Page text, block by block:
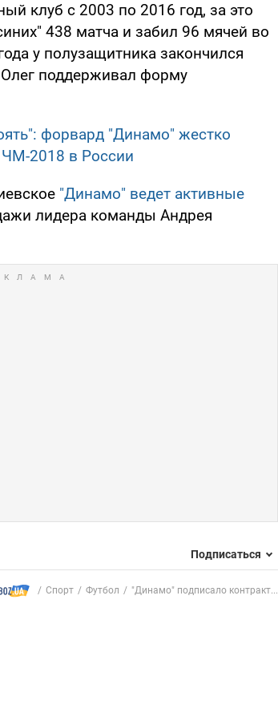
клуб с 2003 по 2016 год, за это
438 матча и забил 96 мячей во
у полузащитника закончился
Олег поддерживал форму
форвард "Динамо" жестко
ЧМ-2018 в России
"Динамо" ведет активные
лидера команды Андрея
Подписаться
Спорт Футбол "Динамо" подписало контракт...